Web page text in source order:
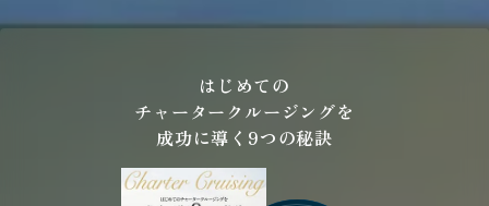
はじめての
チャータークルージングを
成功に導く9つの秘訣